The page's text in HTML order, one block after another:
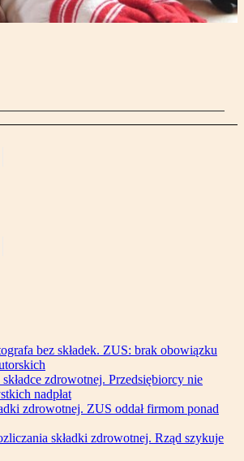
bez składek. ZUS: brak obowiązku
zdrowotnej. Przedsiębiorcy nie
nadpłat
zdrowotnej. ZUS oddał firmom ponad
składki zdrowotnej. Rząd szykuje